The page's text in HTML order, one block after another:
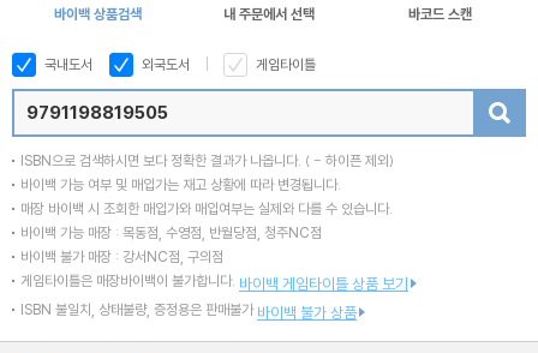
바이백 상품검색 내 주문에서 선택 바코드 스캔
국내도서 외국도서 게임타이틀
ISBN으로 검색하시면 보다 정확한 결과가 나옵니다. ( - 하이픈 제외)
바이백 가능 여부 및 매입가는 재고 상황에 따라 변경됩니다.
매장 바이백 시 조회한 매입가와 매입여부는 실제와 다를 수 있습니다.
바이백 가능 매장 : 목동점, 수영점, 반월당점, 청주NC점
바이백 불가 매장 : 강서NC점, 구의점
게임타이틀은 매장바이백이 불가합니다. 바이백 게임타이틀 상품 보기
ISBN 불일치, 상태불량, 증정용은 판매불가 바이백 불가 상품